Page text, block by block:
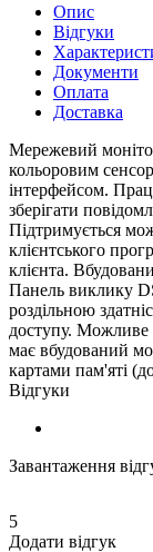
Опис
Відгуки
Документи
Оплата
Доставка
Мережевий
кольоровим
інтерфейсом.
зберігати
Підтримується
клієнтського
клієнта.
Панель виклику
роздільною
доступу. Можливе
має вбудований
картами пам'яті
Відгуки
Завантаження
5
Додати відгук